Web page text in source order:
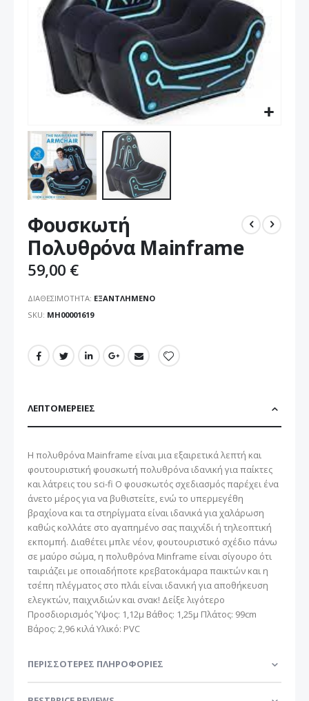
στην
αρχή
συλλογής
εικόνων
Φουσκωτή
Πολυθρόνα Mainframe
59,00 €
ΔΙΑΘΕΣΙΜΌΤΗΤΑ: ΕΞΑΝΤΛΗΜΈΝΟ
SKU ΜΗ00001619
ΛΕΠΤΟΜΈΡΕΙΕΣ
Η πολυθρόνα Mainframe είναι μια εξαιρετικά λεπτή και
φουτουριστική φουσκωτή πολυθρόνα ιδανική για παίκτες
και λάτρεις του sci-fi Ο φουσκωτός σχεδιασμός παρέχει ένα
άνετο μέρος για να βυθιστείτε, ενώ το υπερμεγέθη
βραχίονα και τα στηρίγματα είναι ιδανικά για χαλάρωση
καθώς κολλάτε στο αγαπημένο σας παιχνίδι ή τηλεοπτική
εκπομπή. Διαθέτει μπλε νέον, φουτουριστικό σχέδιο πάνω
σε μαύρο σώμα, η πολυθρόνα Minframe είναι σίγουρο ότι
ταιριάζει με οποιαδήποτε κρεβατοκάμαρα παικτών και η
τσέπη πλέγματος στο πλάι είναι ιδανική για αποθήκευση
ελεγκτών, παιχνιδιών και σνακ! Δείξε λιγότερο
Προσδιορισμός Ύψος: 1,12μ Βάθος: 1,25μ Πλάτος: 99cm
Βάρος: 2,96 κιλά Υλικό: PVC
ΠΕΡΙΣΣΌΤΕΡΕΣ ΠΛΗΡΟΦΟΡΊΕΣ